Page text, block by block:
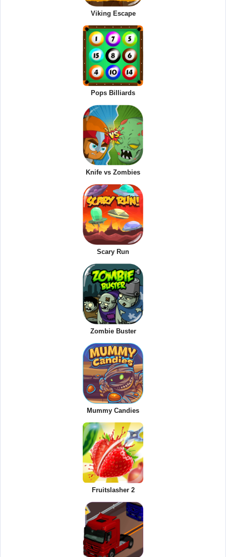
Viking Escape
Pops Billiards
Knife vs Zombies
Scary Run
Zombie Buster
Mummy Candies
Fruitslasher 2